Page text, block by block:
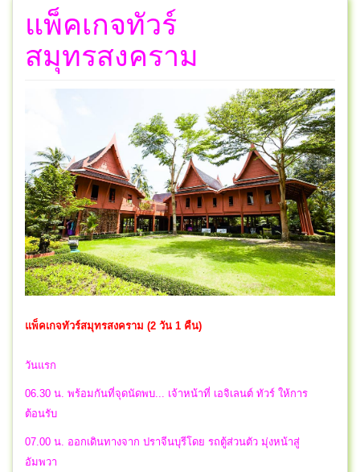
แพ็คเกจทัวร์
สมุทรสงคราม
แพ็คเกจทัวร์สมุทรสงคราม (2 วัน 1 คืน)
วันแรก
06.30 น. พร้อมกันที่จุดนัดพบ... เจ้าหน้าที่ เอจิเลนต์ ทัวร์ ให้การ
ต้อนรับ
07.00 น. ออกเดินทางจาก ปราจีนบุรีโดย รถตู้ส่วนตัว มุ่งหน้าสู่
อัมพวา